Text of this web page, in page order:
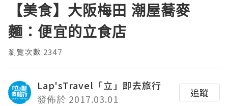
【美食】大阪梅田 潮屋蕎麥
麵：便宜的立食店
瀏覽次數:2347
Lap'sTravel「立」即去旅行
發佈於 2017.03.01
追蹤